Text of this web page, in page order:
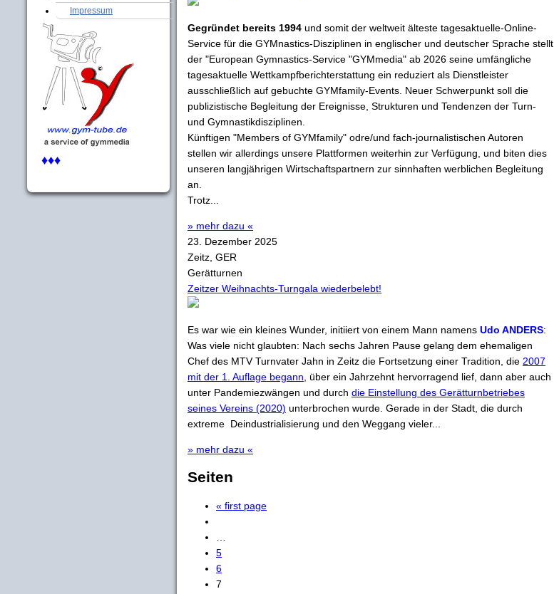
Impressum
♦♦♦
Gegründet bereits 1994 und somit der weltweit älteste tagesaktuelle-Online-
Service für die GYMnastics-Disziplinen in englischer und deutscher Sprache stellt
der "European Gymnastics-Service "GYMmedia" ab 2026 seine umfängliche
tagesaktuelle Wettkampfberichterstattung ein reduziert als Dienstleister
ausschließlich auf gebuchte GYMfamily-Events. Neuer Schwerpunkt soll die
publizistische Begleitung der Ereignisse, Strukturen und Tendenzen der Turn-
und Gymnastikdisziplinen.
Künftigen "Members of GYMfamily" odre/und fach-journalistischen Autoren
stellen wir allerdings unsere Plattformen weiterhin zur Verfügung, und biten dies
unseren langjährigen Wirtschaftspartnern zur sinnhaften werblichen Begleitung
an.
Trotz...
» mehr dazu «
23. Dezember 2025
Zeitz, GER
Gerätturnen
Zeitzer Weihnachts-Turngala wiederbelebt!
Es war wie ein kleines Wunder, initiiert von einem Mann namens Udo ANDERS:
Was viele nicht glaubten: Nach sechs Jahren Pause gelang dem ehemaligen
Chef des MTV Turnvater Jahn in Zeitz die Fortsetzung einer Tradition, die 2007
mit der 1. Auflage begann , über ein Jahrzehnt hervorragend lief, dann aber auch
unter Pandemiezwängen und durch die Einstellung des Gerätturnbetriebes
seines Vereins (2020) unterbrochen wurde. Gerade in der Stadt, die durch
extreme Deindustrialisierung und den Weggang vieler...
» mehr dazu «
Seiten
« first page
5
6
7